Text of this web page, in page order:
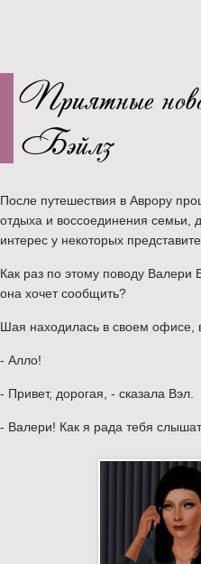
Приятные
Бэйлз
После путешествия в Аврору
отдыха и воссоединения семьи,
интерес у некоторых
Как раз по этому поводу
она хочет сообщить?
Шая находилась в своем офисе,
- Алло!
- Привет, дорогая, - сказала Вэл.
- Валери! Как я рада тебя